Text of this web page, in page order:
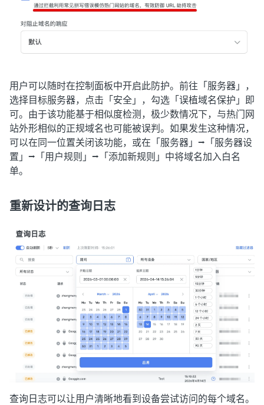
用户可以随时在控制面板中开启此防护。前往「 服务器 」，
选择目标服务器，点击「安全」，勾选「误植域名保护」即
可。由于该功能基于相似度检测，极少数情况下，与热门网
站外形相似的正规域名也可能被误判。如果发生这种情况，
可以在同一位置关闭该功能，或在「 服务器 」⭢「服务器设
置」⭢「用户规则」⭢「添加新规则」中将域名加入白名
单。
重新设计的查询日志
查询日志可以让用户清晰地看到设备尝试访问的每个域名。